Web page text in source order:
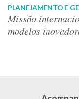
PLANEJAMENTO E
Missão
modelos